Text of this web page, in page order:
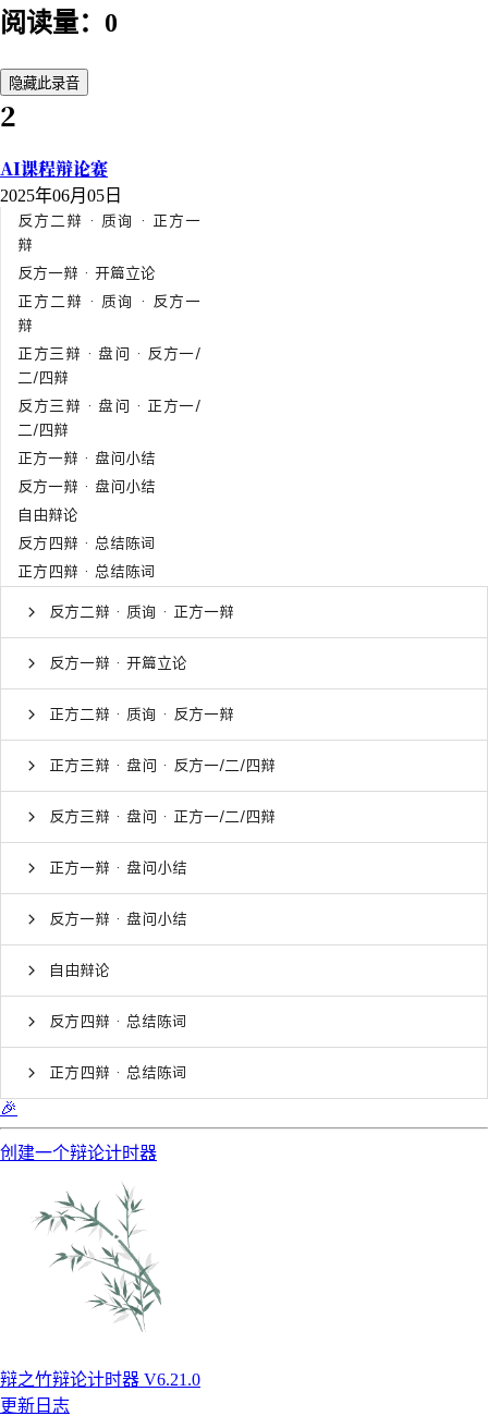
阅读量：0
隐藏此录音
2
AI课程辩论赛
2025年06月05日
反方二辩 · 质询 · 正方一
辩
反方一辩 · 开篇立论
正方二辩 · 质询 · 反方一
辩
正方三辩 · 盘问 · 反方一/
二/四辩
反方三辩 · 盘问 · 正方一/
二/四辩
正方一辩 · 盘问小结
反方一辩 · 盘问小结
自由辩论
反方四辩 · 总结陈词
正方四辩 · 总结陈词
反方二辩 · 质询 · 正方一辩
反方一辩 · 开篇立论
正方二辩 · 质询 · 反方一辩
正方三辩 · 盘问 · 反方一/二/四辩
反方三辩 · 盘问 · 正方一/二/四辩
正方一辩 · 盘问小结
反方一辩 · 盘问小结
自由辩论
反方四辩 · 总结陈词
正方四辩 · 总结陈词
🎉
创建一个辩论计时器
辩之竹辩论计时器 V6.21.0
更新日志